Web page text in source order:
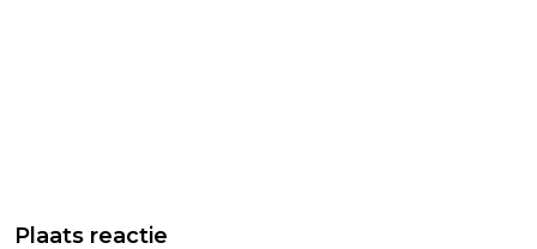
Plaats reactie